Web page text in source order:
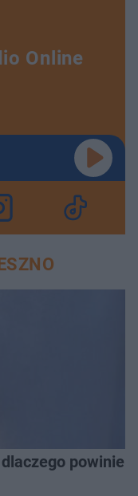
Online
powinien